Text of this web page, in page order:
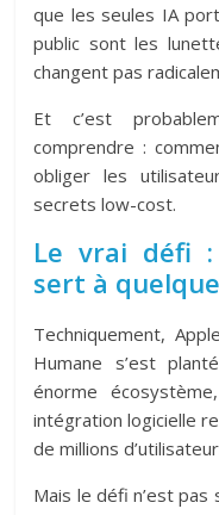
que les seules IA
public sont les
changent pas
Et c’est
comprendre :
obliger les
secrets low-cost.
Le vrai défi :
sert à
Techniquement,
Humane s’est
énorme
intégration logicielle
de millions
Mais le défi n’est